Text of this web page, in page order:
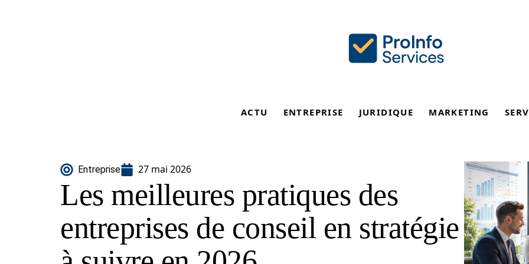
ACTU ENTREPRISE JURIDIQUE MARKETING
Entreprise 27 mai 2026
Les meilleures pratiques des
entreprises de conseil en stratégie